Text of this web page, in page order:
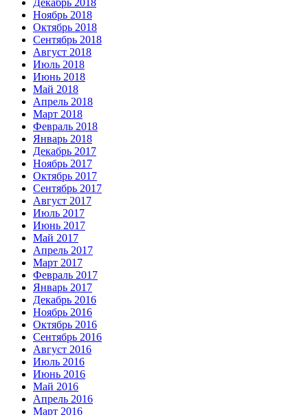
Ноябрь 2018
Октябрь 2018
Сентябрь 2018
Август 2018
Июль 2018
Июнь 2018
Май 2018
Апрель 2018
Март 2018
Февраль 2018
Январь 2018
Декабрь 2017
Ноябрь 2017
Октябрь 2017
Сентябрь 2017
Август 2017
Июль 2017
Июнь 2017
Май 2017
Апрель 2017
Март 2017
Февраль 2017
Январь 2017
Декабрь 2016
Ноябрь 2016
Октябрь 2016
Сентябрь 2016
Август 2016
Июль 2016
Июнь 2016
Май 2016
Апрель 2016
Март 2016